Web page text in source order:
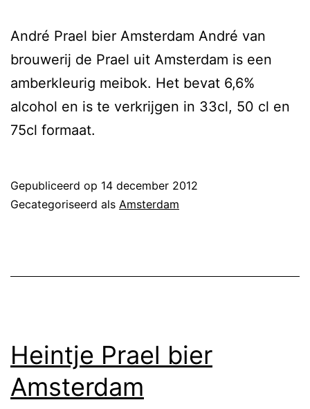
André Prael bier Amsterdam André van
brouwerij de Prael uit Amsterdam is een
amberkleurig meibok. Het bevat 6,6%
alcohol en is te verkrijgen in 33cl, 50 cl en
75cl formaat.
Gepubliceerd op 14 december 2012
Gecategoriseerd als Amsterdam
Heintje Prael bier
Amsterdam